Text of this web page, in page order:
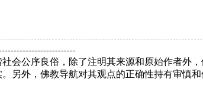
会公序良俗，除了注明其来源和原始作者外
另外，佛教导航对其观点的正确性持有审慎